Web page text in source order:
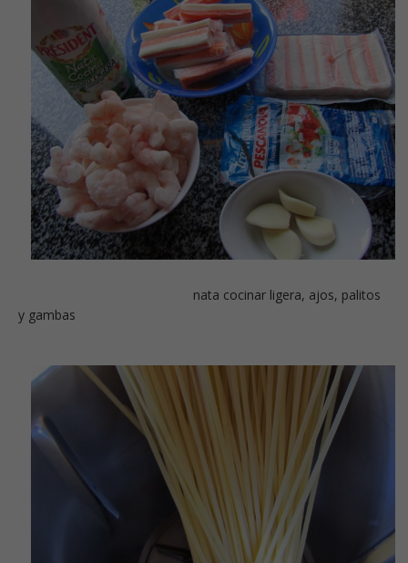
nata cocinar ligera, ajos, palitos
y gambas